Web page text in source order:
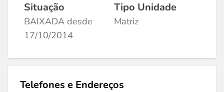
Situação
BAIXADA desde
17/10/2014
Tipo Unidade
Matriz
Telefones e Endereços